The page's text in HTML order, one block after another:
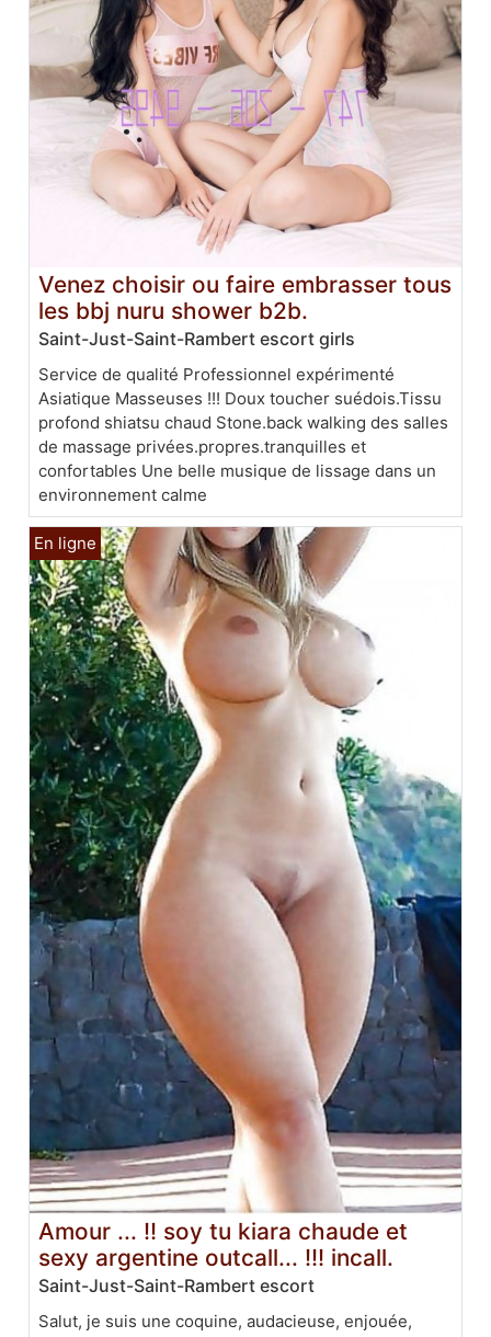
Venez choisir ou faire embrasser tous
les bbj nuru shower b2b.
Saint-Just-Saint-Rambert escort girls
Service de qualité Professionnel expérimenté
Asiatique Masseuses !!! Doux toucher suédois.Tissu
profond shiatsu chaud Stone.back walking des salles
de massage privées.propres.tranquilles et
confortables Une belle musique de lissage dans un
environnement calme
Amour ... !! soy tu kiara chaude et
sexy argentine outcall... !!! incall.
Saint-Just-Saint-Rambert escort
Salut, je suis une coquine, audacieuse, enjouée,